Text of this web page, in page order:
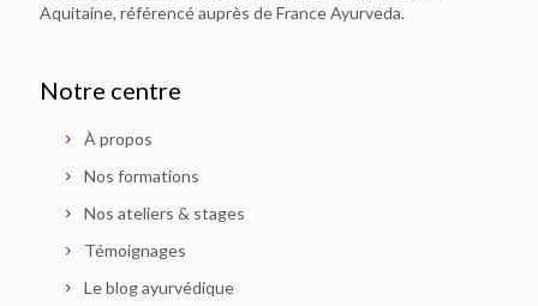
Aquitaine, référencé auprès de France Ayurveda.
Notre centre
À propos
Nos formations
Nos ateliers & stages
Témoignages
Le blog ayurvédique